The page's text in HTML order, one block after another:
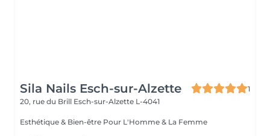
Sila Nails Esch-sur-Alzette
1
20, rue du Brill Esch-sur-Alzette L-4041
Esthétique & Bien-être Pour L'Homme & La Femme